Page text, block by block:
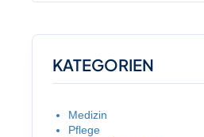
KATEGORIEN
Medizin
Pflege